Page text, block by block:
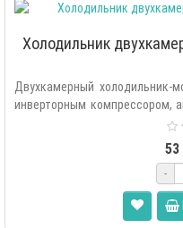
Холодильник
Двухкамерный холодильник-
инверторным компрессором,
53
-